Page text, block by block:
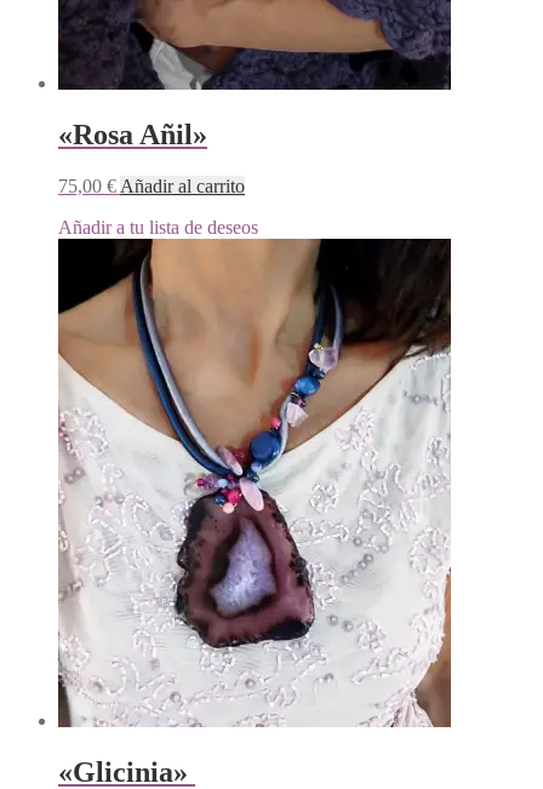
«Rosa Añil»
75,00 € Añadir al carrito
Añadir a tu lista de deseos
«Glicinia»